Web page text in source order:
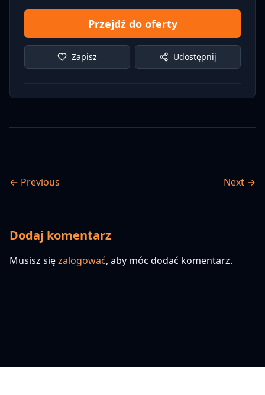
Przejdź do oferty
Zapisz Udostępnij
← Previous Next →
Dodaj komentarz
Musisz sięzalogować, aby móc dodać komentarz.